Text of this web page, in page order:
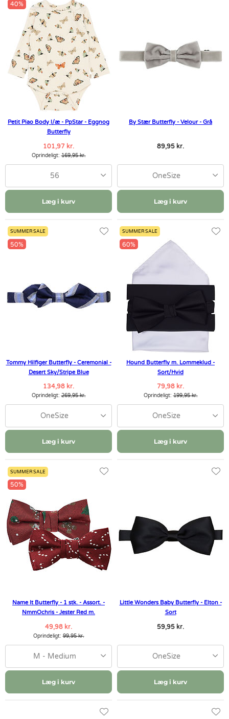
40%
Petit Piao Body l/æ - PpStar - Eggnog
Butterfly
101,97 kr.
Oprindeligt:169,95 kr.
56
Læg i kurv
By Stær Butterfly - Velour - Grå
89,95 kr.
OneSize
Læg i kurv
SUMMER SALE
50%
Tommy Hilfiger Butterfly - Ceremonial -
Desert Sky/Stripe Blue
134,98 kr.
Oprindeligt:269,95 kr.
OneSize
Læg i kurv
SUMMER SALE
60%
Hound Butterfly m. Lommeklud -
Sort/Hvid
79,98 kr.
Oprindeligt:199,95 kr.
OneSize
Læg i kurv
SUMMER SALE
50%
Name It Butterfly - 1 stk. - Assort. -
NmmOchris - Jester Red m.
49,98 kr.
Oprindeligt:99,95 kr.
M - Medium
Læg i kurv
Little Wonders Baby Butterfly - Elton -
Sort
59,95 kr.
OneSize
Læg i kurv